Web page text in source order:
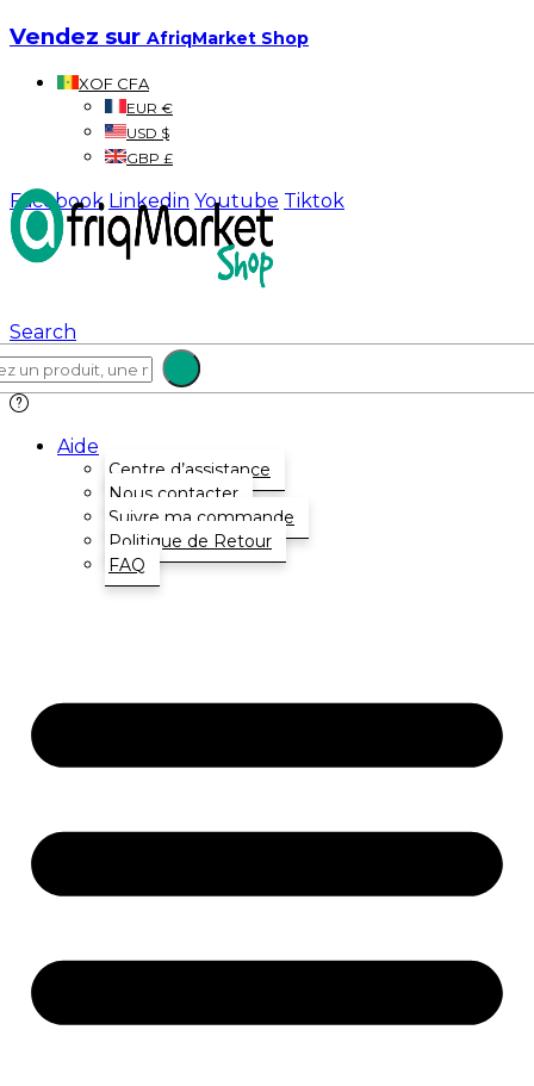
Vendez sur AfriqMarket Shop
XOF CFA
EUR €
USD $
GBP £
Facebook Linkedin Youtube Tiktok
Search
Aide
Centre d’assistance
Nous contacter
Suivre ma commande
Politique de Retour
FAQ